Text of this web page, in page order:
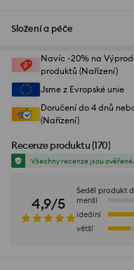
Složení a péče
Navíc -20% na
produktů (Nařízení)
Jsme z Evropské unie
Doručení do 4 dnů
(Nařízení)
Recenze produktu(170)
Všechny recenze jsou ověřené.
4,9/5
Seděl produkt
menší
ideální
větší